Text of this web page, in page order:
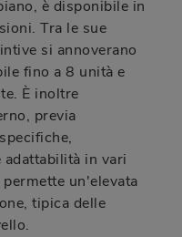
è disponibile in
Tra le sue
si annoverano
fino a 8 unità e
È inoltre
previa
in vari
un'elevata
tipica delle